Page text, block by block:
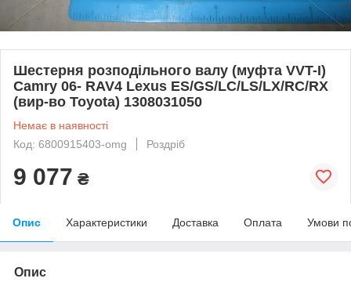
Шестерня розподільного валу (муфта VVT-I)
Camry 06- RAV4 Lexus ES/GS/LC/LS/LX/RC/RX
(вир-во Toyota) 1308031050
Немає в наявності
Код: 6800915403-omg
Роздріб
9 077 ₴
Опис Характеристики Доставка Оплата Умови
Опис